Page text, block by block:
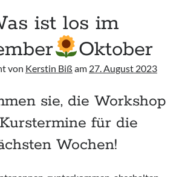
ist los im
Oktober
von Kerstin Biß am 27. August 2023
sie, die Workshop
für die
Wochen!